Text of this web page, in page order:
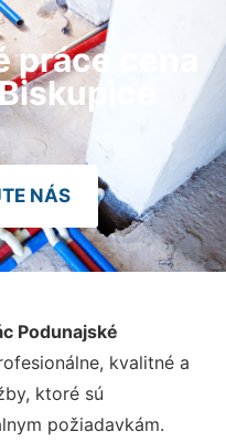
cena
NÁS
Podunajské
kvalitné a
ktoré sú
požiadavkám.